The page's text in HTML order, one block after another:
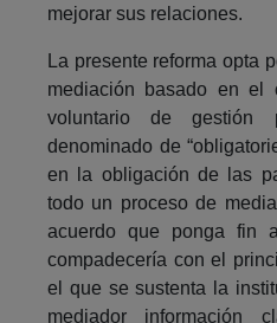
mejorar sus relaciones.
La presente reforma opta
mediación basado en el
voluntario de gestión
denominado de
en la obligación de las
todo un proceso de
acuerdo que ponga fin
compadecería con el
el que se sustenta la
mediador